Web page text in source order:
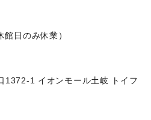
日のみ休業）
1372-1 イオンモール土岐 トイフ